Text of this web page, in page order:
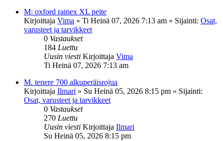
M: oxford rainex XL peite
Kirjoittaja Vima » Ti Heinä 07, 2026 7:13 am » Sijainti: Osat,
varusteet ja tarvikkeet
0 Vastaukset
184 Luettu
Uusin viesti Kirjoittaja Vima
Ti Heinä 07, 2026 7:13 am
M. tenere 700 alkuperäisrojua
Kirjoittaja Ilmari » Su Heinä 05, 2026 8:15 pm » Sijainti:
Osat, varusteet ja tarvikkeet
0 Vastaukset
270 Luettu
Uusin viesti Kirjoittaja Ilmari
Su Heinä 05, 2026 8:15 pm